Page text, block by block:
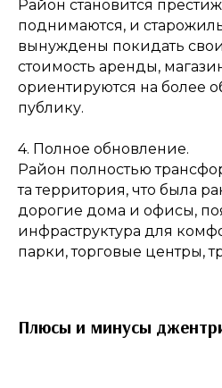
Район становится
поднимаются, и
вынуждены покидать
стоимость аренды,
ориентируются на более
публику.
4. Полное обновление.
Район полностью
та территория, что была
дорогие дома и офисы,
инфраструктура для
парки, торговые центры,
Плюсы и минусы